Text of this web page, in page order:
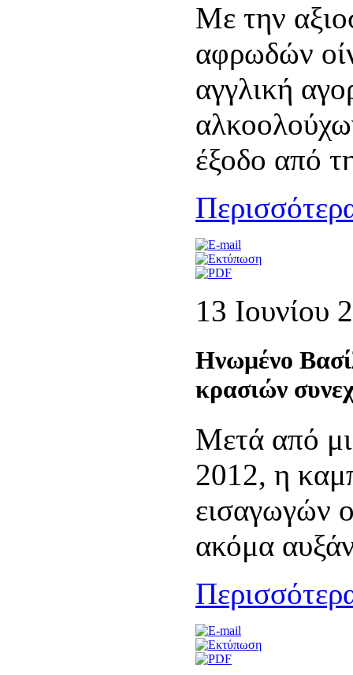
Με την
αφρωδών
αγγλική
έξοδο από
13 Ιουνίου
Ηνωμένο
κρασιών
Μετά από
2012, η
εισαγωγών
ακόμα